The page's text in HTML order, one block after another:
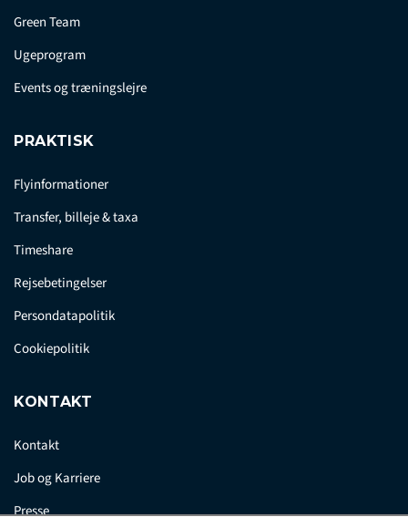
Green Team
Ugeprogram
Events og træningslejre
PRAKTISK
Flyinformationer
Transfer, billeje & taxa
Timeshare
Rejsebetingelser
Persondatapolitik
Cookiepolitik
KONTAKT
Kontakt
Job og Karriere
Presse